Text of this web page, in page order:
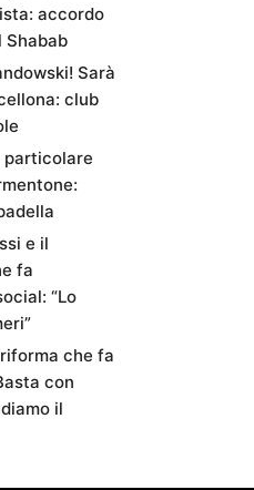
accordo
Shabab
Sarà
club
particolare
e il
fa
“Lo
che fa
con
il